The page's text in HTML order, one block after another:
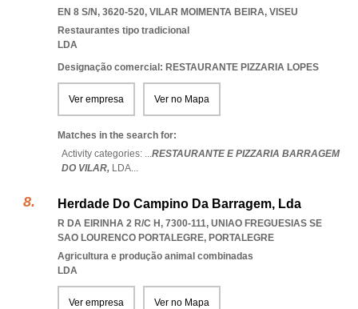
EN 8 S/N, 3620-520, VILAR MOIMENTA BEIRA, VISEU
Restaurantes tipo tradicional
LDA
Designação comercial: RESTAURANTE PIZZARIA LOPES
Ver empresa Ver no Mapa
Matches in the search for:
Activity categories: ...RESTAURANTE E PIZZARIA BARRAGEM
DO VILAR, LDA...
Herdade Do Campino Da Barragem, Lda
R DA EIRINHA 2 R/C H, 7300-111, UNIAO FREGUESIAS SE
SAO LOURENCO PORTALEGRE, PORTALEGRE
Agricultura e produção animal combinadas
LDA
Ver empresa Ver no Mapa